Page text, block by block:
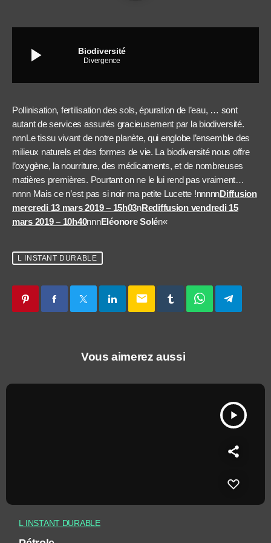
play_arrow Biodiversité
Divergence
Pollinisation, fertilisation des sols, épuration de l’eau, … sont
autant de services assurés gracieusement par la biodiversité.
nnnLe tissu vivant de notre planète, qui englobe l’ensemble des
milieux naturels et des formes de vie. La biodiversité nous offre
l’oxygène, la nourriture, des médicaments, et de nombreuses
matières premières. Pourtant on ne le lui rend pas vraiment…
nnnn Mais ce n’est pas si noir ma petite Lucette !nnnnnDiffusion
mercredi 13 mars 2019 – 15h03nRediffusion vendredi 15
mars 2019 – 10h40nnnEléonore Solén«
L INSTANT DURABLE
email
Vous aimerez aussi
play_arrow
L INSTANT DURABLE